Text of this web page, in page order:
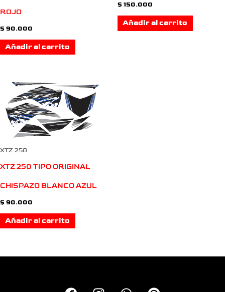
ROJO
$ 90.000
Añadir al carrito
$ 150.000
Añadir al carrito
XTZ 250
XTZ 250 TIPO ORIGINAL
CHISPAZO BLANCO AZUL
$ 90.000
Añadir al carrito